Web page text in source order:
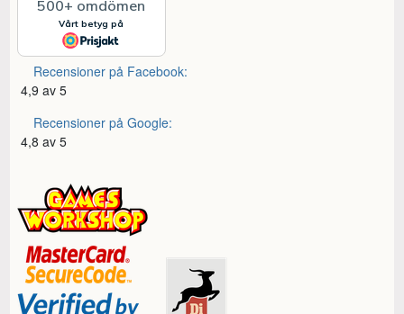
Recensioner på Facebook:
4,9 av 5
Recensioner på Google:
4,8 av 5